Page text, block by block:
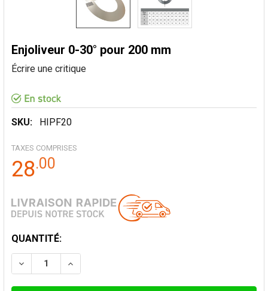
Enjoliveur 0-30° pour 200 mm
Écrire une critique
SKU: HIPF20
TAXES COMPRISES
28.00
STOCK
ACTUEL:
QUANTITÉ:
DIMINUER LA QUANTITÉ DE ENJOLIVEUR 0-30° POUR
AUGMENTER LA QUANTITÉ DE ENJOLIVEUR